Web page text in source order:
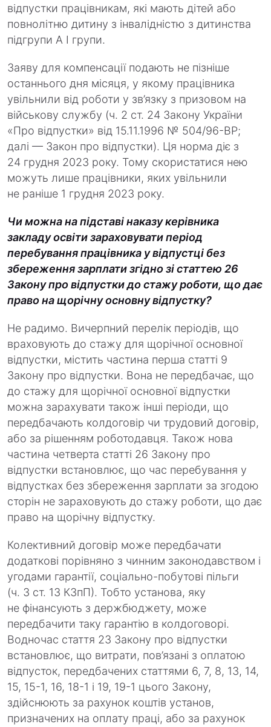
відпустки працівникам, які мають дітей або
повнолітню дитину з інвалідністю з дитинства
підгрупи А I групи.
Заяву для компенсації подають не пізніше
останнього дня місяця, у якому працівника
увільнили від роботи у зв’язку з призовом на
військову службу (ч. 2 ст. 24 Закону України
«Про відпустки» від 15.11.1996 № 504/96-ВР;
далі — Закон про відпустки). Ця норма діє з
24 грудня 2023 року. Тому скористатися нею
можуть лише працівники, яких увільнили
не раніше 1 грудня 2023 року.
Чи можна на підставі наказу керівника
закладу освіти зараховувати період
перебування працівника у відпустці без
збереження зарплати згідно зі статтею 26
Закону про відпустки до стажу роботи, що дає
право на щорічну основну відпустку?
Не радимо. Вичерпний перелік періодів, що
враховують до стажу для щорічної основної
відпустки, містить частина перша статті 9
Закону про відпустки. Вона не передбачає, що
до стажу для щорічної основної відпустки
можна зарахувати також інші періоди, що
передбачають колдоговір чи трудовий договір,
або за рішенням роботодавця. Також нова
частина четверта статті 26 Закону про
відпустки встановлює, що час перебування у
відпустках без збереження зар­плати за згодою
сторін не зараховують до стажу роботи, що дає
право на щорічну відпустку.
Колективний договір може передбачати
додаткові порівняно з чинним законодавством і
угодами гарантії, соціально-побутові пільги
(ч. 3 ст. 13 КЗпП). Тобто установа, яку
не фінансують з держбюджету, може
передбачити таку гарантію в колдоговорі.
Водночас стаття 23 Закону про відпустки
встановлює, що витрати, пов’язані з оплатою
відпусток, передбачених статтями 6, 7, 8, 13, 14,
15, 15-1, 16, 18-1 і 19, 19-1 цього Закону,
здійснюють за рахунок коштів установ,
призначених на оплату праці, або за рахунок